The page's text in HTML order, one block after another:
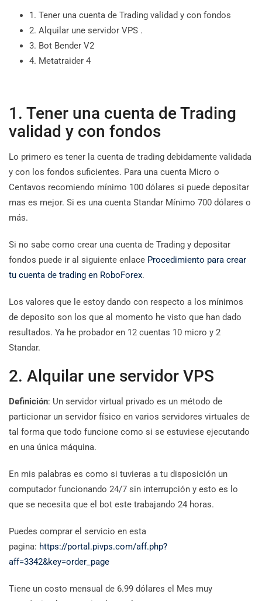
1. Tener una cuenta de Trading validad y con fondos
2. Alquilar une servidor VPS .
3. Bot Bender V2
4. Metatraider 4
1. Tener una cuenta de Trading
validad y con fondos
Lo primero es tener la cuenta de trading debidamente validada
y con los fondos suficientes. Para una cuenta Micro o
Centavos recomiendo mínimo 100 dólares si puede depositar
mas es mejor. Si es una cuenta Standar Mínimo 700 dólares o
más.
Si no sabe como crear una cuenta de Trading y depositar
fondos puede ir al siguiente enlace Procedimiento para crear
tu cuenta de trading en RoboForex.
Los valores que le estoy dando con respecto a los mínimos
de deposito son los que al momento he visto que han dado
resultados. Ya he probador en 12 cuentas 10 micro y 2
Standar.
2. Alquilar une servidor VPS
Definición: Un servidor virtual privado es un método de
particionar un servidor físico en varios servidores virtuales de
tal forma que todo funcione como si se estuviese ejecutando
en una única máquina.
En mis palabras es como si tuvieras a tu disposición un
computador funcionando 24/7 sin interrupción y esto es lo
que se necesita que el bot este trabajando 24 horas.
Puedes comprar el servicio en esta
pagina: https://portal.pivps.com/aff.php?
aff=3342&key=order_page
Tiene un costo mensual de 6.99 dólares el Mes muy